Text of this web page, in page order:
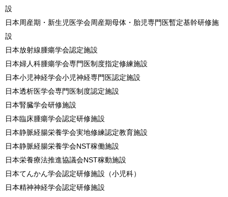
設
日本周産期・新生児医学会周産期母体・胎児専門医暫定基幹研修施
設
日本放射線腫瘍学会認定施設
日本婦人科腫瘍学会専門医制度指定修練施設
日本小児神経学会小児神経専門医認定施設
日本透析医学会専門医制度認定施設
日本腎臓学会研修施設
日本臨床腫瘍学会認定研修施設
日本静脈経腸栄養学会実地修練認定教育施設
日本静脈経腸栄養学会NST稼働施設
日本栄養療法推進協議会NST稼動施設
日本てんかん学会認定研修施設（小児科）
日本精神神経学会認定研修施設